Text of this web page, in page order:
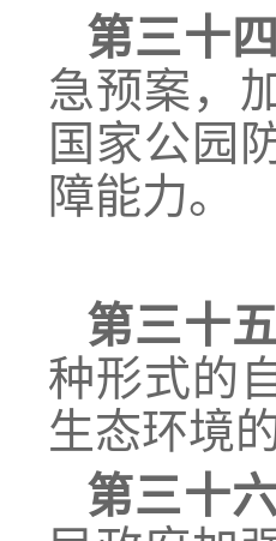
第三十
急预案，
国家公园
障能力。
第三十
种形式的
生态环境
第三十